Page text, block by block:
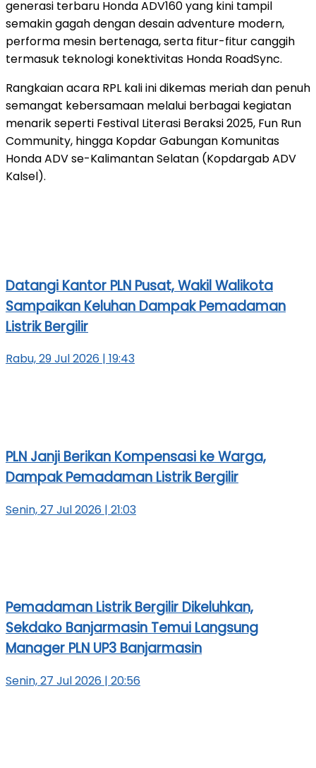
generasi terbaru Honda ADV160 yang kini tampil
semakin gagah dengan desain adventure modern,
performa mesin bertenaga, serta fitur-fitur canggih
termasuk teknologi konektivitas Honda RoadSync.
Rangkaian acara RPL kali ini dikemas meriah dan penuh
semangat kebersamaan melalui berbagai kegiatan
menarik seperti Festival Literasi Beraksi 2025, Fun Run
Community, hingga Kopdar Gabungan Komunitas
Honda ADV se-Kalimantan Selatan (Kopdargab ADV
Kalsel).
Datangi Kantor PLN Pusat, Wakil Walikota
Sampaikan Keluhan Dampak Pemadaman
Listrik Bergilir
Rabu, 29 Jul 2026 | 19:43
PLN Janji Berikan Kompensasi ke Warga,
Dampak Pemadaman Listrik Bergilir
Senin, 27 Jul 2026 | 21:03
Pemadaman Listrik Bergilir Dikeluhkan,
Sekdako Banjarmasin Temui Langsung
Manager PLN UP3 Banjarmasin
Senin, 27 Jul 2026 | 20:56